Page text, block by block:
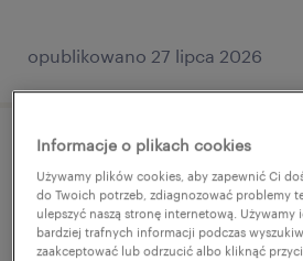
opublikowano 27 lipca 2026
kierownik produkcji
stargard,
praca stała
Informacje o plikach cookies
Używamy plików cookies, aby zapewnić Ci
do Twoich potrzeb, zdiagnozować problemy
ulepszyć naszą stronę internetową.
bardziej trafnych informacji podczas
zaakceptować lub odrzucić albo kliknąć